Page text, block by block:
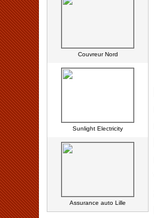
Couvreur Nord
Sunlight Electricity
Assurance auto Lille